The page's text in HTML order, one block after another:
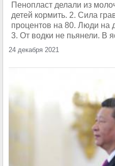
Пенопласт делали из
детей кормить. 2. Сила
процентов на 80. Люди на
3. От водки не пьянели. В
24 декабря 2021